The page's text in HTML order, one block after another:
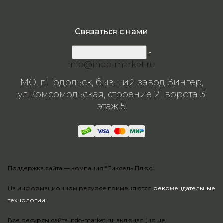
На информационном ресурсе применяются рекомендательные
технологии.
Все ресурсы сайта indo-market.ru, включая (но не
Связаться с нами
info@indo-market.ru
МО, г.Подольск, бывший завод Зингер,
ул.Комсомольская, строение 21 ворота 3
этаж 5
Поддержка сайта — компания "Пиксель Плюс"